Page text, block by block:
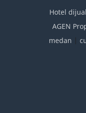
Hotel
AGEN
medan |